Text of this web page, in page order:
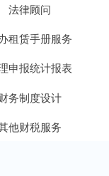
法律顾问
租赁手册服务
申报统计报表
务制度设计
他财税服务